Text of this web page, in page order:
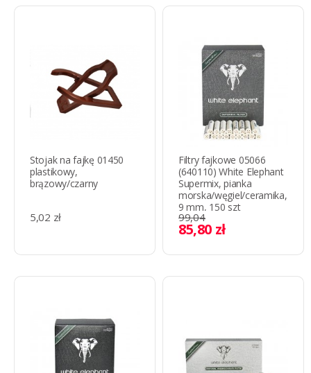
Stojak na fajkę 01450
plastikowy,
brązowy/czarny
5,02 zł
Filtry fajkowe 05066
(640110) White Elephant
Supermix, pianka
morska/węgiel/ceramika,
9 mm, 150 szt
99,04
85,80 zł